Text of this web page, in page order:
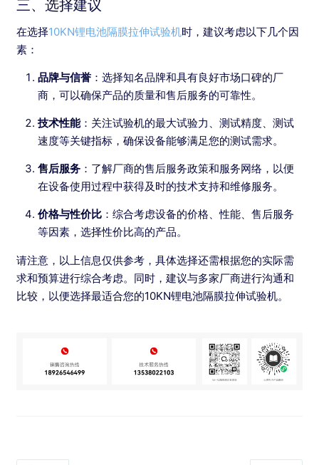
三、选择建议
在选择10KN锂电池隔膜拉伸试验机时，建议考虑以下几个因
素：
品牌与信誉 ：选择知名品牌和具有良好市场口碑的厂
商，可以确保产品的质量和售后服务的可靠性。
技术性能：关注试验机的最大试验力、测试精度、测试
速度等关键指标，确保设备能够满足您的测试需求。
售后服务 ：了解厂商的售后服务政策和服务网络，以便
在设备使用过程中获得及时的技术支持和维修服务。
价格与性价比 ：综合考虑设备的价格、性能、售后服务
等因素，选择性价比高的产品。
请注意，以上信息仅供参考，具体选择还需根据您的实际需
求和预算进行综合考虑。同时，建议与多家厂商进行沟通和
比较，以便选择最适合您的10KN锂电池隔膜拉伸试验机。